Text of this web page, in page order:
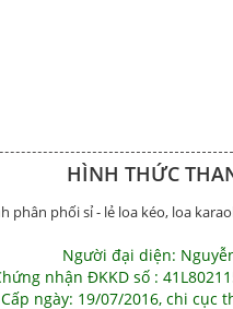
HÌNH THỨC
Người đại diện:
nhận ĐKKD số :
Cấp ngày: 19/07/2016, chi cục